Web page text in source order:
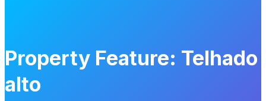
Property Feature: Telhado
alto